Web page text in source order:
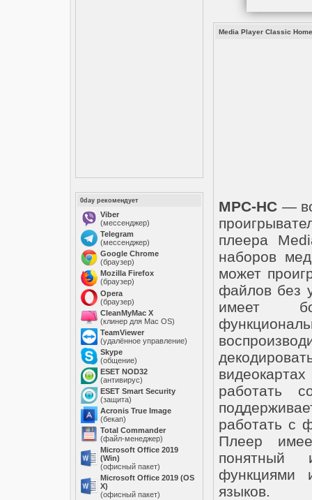
0day рекомендует
Viber
(мессенджер)
Telegram
(мессенджер)
Google Chrome
(браузер)
Mozilla Firefox
(браузер)
Opera
(браузер)
CleanMyMac X
(клинер для Mac OS)
TeamViewer
(удалённое управление)
Skype
(общение)
ESET NOD32
(антивирус)
ESET Smart Security
(защита)
Acronis True Image
(бекап)
Total Commander
(файл-менеджер)
Microsoft Office 2019
(Win)
(офисный пакет)
Microsoft Office 2019 (OS
X)
(офисный пакет)
Media Player Classic
MPC-HC —
плеера
наборов
может
файлов без
имеет
работать
работать с
Плеер
понятный
функциями
языков.